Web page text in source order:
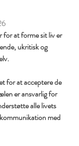
for at forme sit liv er
ukritisk og
for at acceptere de
er ansvarlig for
alle livets
med